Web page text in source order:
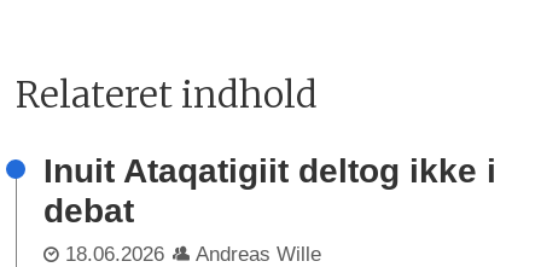
Relateret indhold
Inuit Ataqatigiit deltog ikke i
debat
18.06.2026 Andreas Wille